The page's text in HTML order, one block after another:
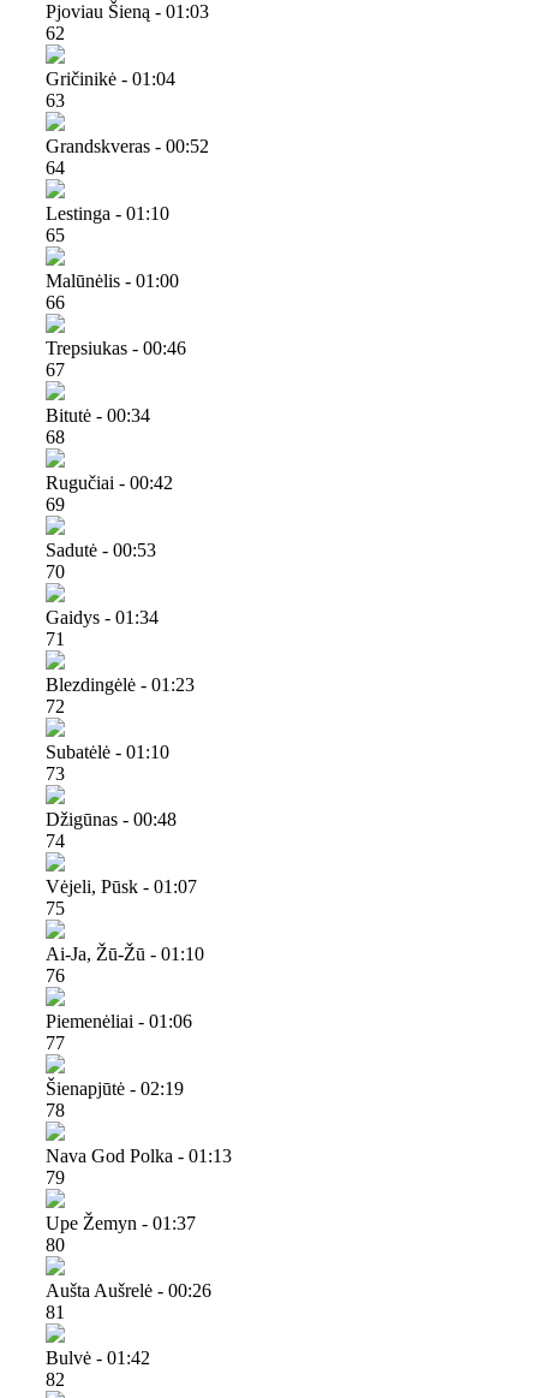
Pjoviau Šieną - 01:03
62
Gričinikė - 01:04
63
Grandskveras - 00:52
64
Lestinga - 01:10
65
Malūnėlis - 01:00
66
Trepsiukas - 00:46
67
Bitutė - 00:34
68
Rugučiai - 00:42
69
Sadutė - 00:53
70
Gaidys - 01:34
71
Blezdingėlė - 01:23
72
Subatėlė - 01:10
73
Džigūnas - 00:48
74
Vėjeli, Pūsk - 01:07
75
Ai-Ja, Žū-Žū - 01:10
76
Piemenėliai - 01:06
77
Šienapjūtė - 02:19
78
Nava God Polka - 01:13
79
Upe Žemyn - 01:37
80
Aušta Aušrelė - 00:26
81
Bulvė - 01:42
82